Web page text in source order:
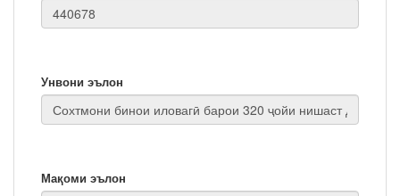
Унвони эълон
Мақоми эълон